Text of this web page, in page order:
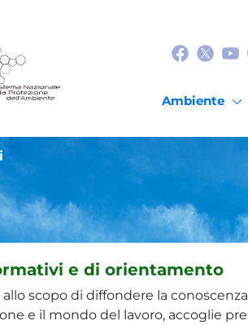
Ambiente
e di orientamento
allo scopo di diffondere la
e il mondo del lavoro, accoglie